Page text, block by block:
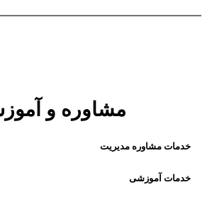
مشاوره و
خدمات مشاوره مدیریت
خدمات آموزشی